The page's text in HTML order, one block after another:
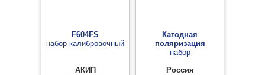
F604FS
набор калибровочный
АКИП
Катодная
поляризация
набор
Россия